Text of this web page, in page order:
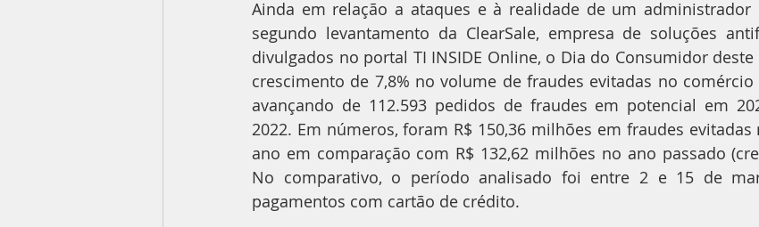
Ainda em relação a ataques e à realidade de um administrador
segundo levantamento da ClearSale, empresa de soluções
divulgados no portal TI INSIDE Online, o Dia do Consumidor
crescimento de 7,8% no volume de fraudes evitadas no
avançando de 112.593 pedidos de fraudes em potencial em
2022. Em números, foram R$ 150,36 milhões em fraudes
ano em comparação com R$ 132,62 milhões no ano passado
No comparativo, o período analisado foi entre 2 e 15 de
pagamentos com cartão de crédito.